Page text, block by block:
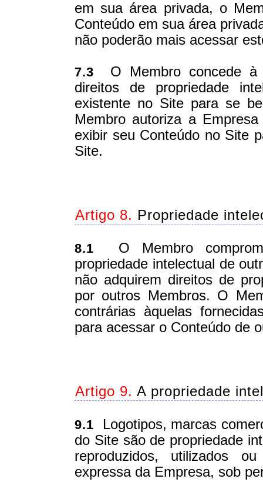
em sua área privada, o
Conteúdo em sua área
não poderão mais acessar
7.3 O Membro concede à
direitos de propriedade
existente no Site para se
Membro autoriza a
exibir seu Conteúdo no Site
Site.
Artigo 8. Propriedade
8.1 O Membro
propriedade intelectual de
não adquirem direitos de
por outros Membros. O
contrárias àquelas
para acessar o Conteúdo de
Artigo 9. A propriedade
9.1 Logotipos, marcas
do Site são de propriedade
reproduzidos, utilizados
expressa da Empresa, sob